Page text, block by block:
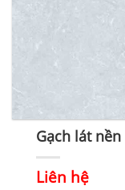
Gạch lát nền
Liên hệ